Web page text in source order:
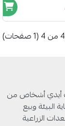
أيدي أشخاص من
وبيع
الزراعية